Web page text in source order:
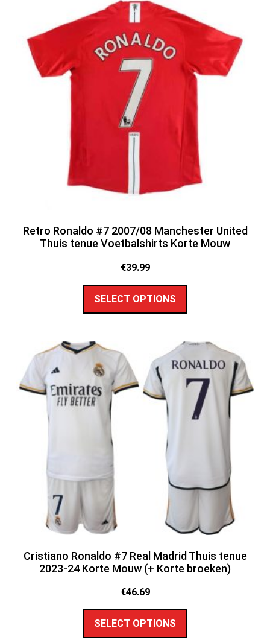
Retro Ronaldo #7 2007/08 Manchester United
Thuis tenue Voetbalshirts Korte Mouw
€39.99
SELECT OPTIONS
Cristiano Ronaldo #7 Real Madrid Thuis tenue
2023-24 Korte Mouw (+ Korte broeken)
€46.69
SELECT OPTIONS